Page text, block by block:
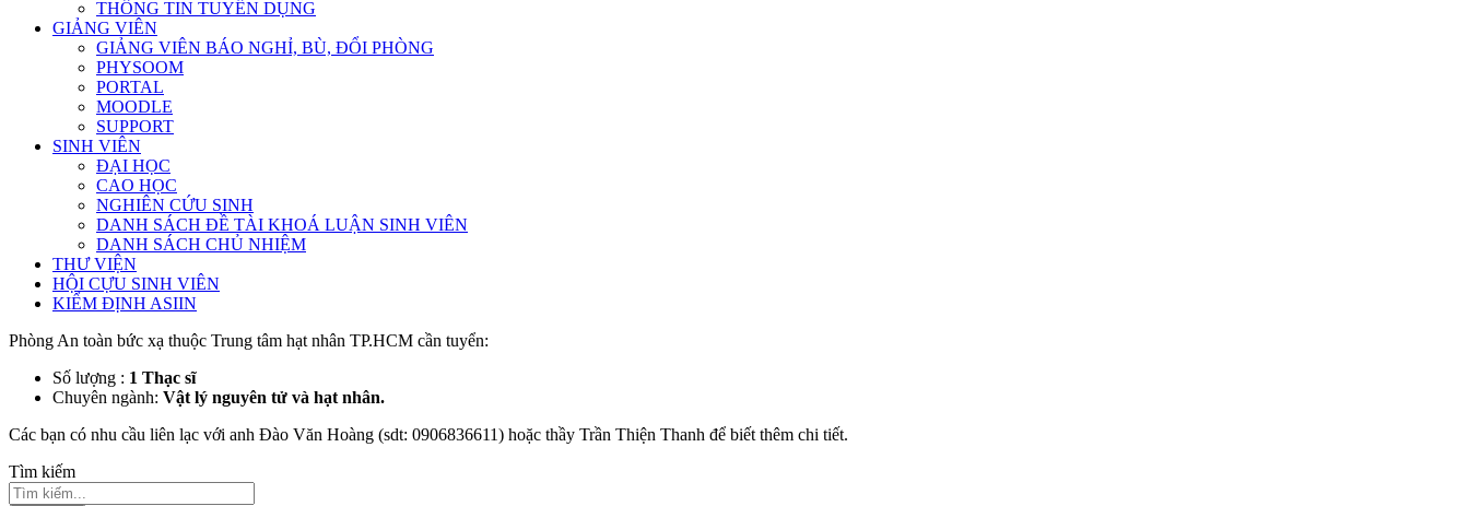
THÔNG TIN TUYỂN DỤNG
GIẢNG VIÊN
GIẢNG VIÊN BÁO NGHỈ, BÙ, ĐỔI PHÒNG
PHYSOOM
PORTAL
MOODLE
SUPPORT
SINH VIÊN
ĐẠI HỌC
CAO HỌC
NGHIÊN CỨU SINH
DANH SÁCH ĐỀ TÀI KHOÁ LUẬN SINH VIÊN
DANH SÁCH CHỦ NHIỆM
THƯ VIỆN
HỘI CỰU SINH VIÊN
KIỂM ĐỊNH ASIIN
Phòng An toàn bức xạ thuộc Trung tâm hạt nhân TP.HCM cần tuyển:
Số lượng : 1 Thạc sĩ
Chuyên ngành: Vật lý nguyên tử và hạt nhân.
Các bạn có nhu cầu liên lạc với anh Đào Văn Hoàng (sdt: 0906836611) hoặc thầy Trần Thiện Thanh để biết thêm chi tiết.
Tìm kiếm